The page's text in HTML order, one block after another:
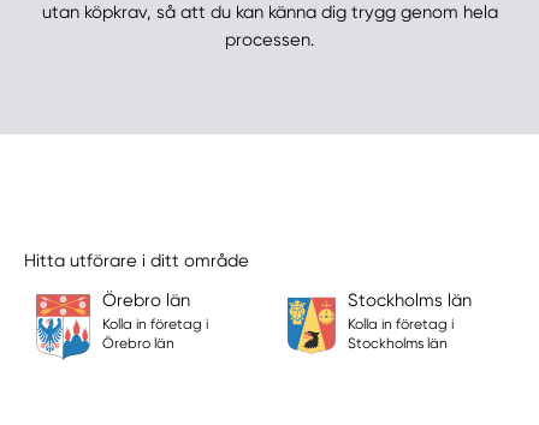
utan köpkrav, så att du kan känna dig trygg genom hela
processen.
Hitta utförare i ditt område
Örebro län
Kolla in företag i
Örebro län
Stockholms län
Kolla in företag i
Stockholms län